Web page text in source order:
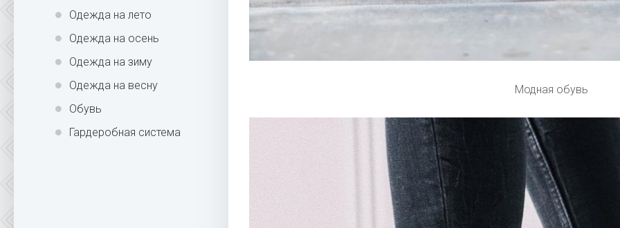
Одежда на лето
Одежда на осень
Одежда на зиму
Одежда на весну
Обувь
Гардеробная система
Модная обувь